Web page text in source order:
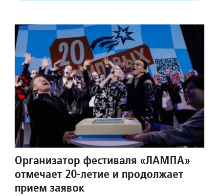
Организатор фестиваля «ЛАМПА»
отмечает 20-летие и продолжает
прием заявок